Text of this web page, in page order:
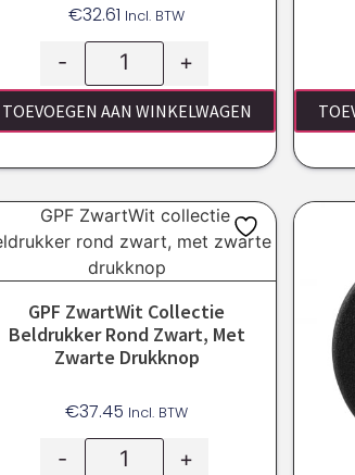
€32.61 Incl. BTW
- +
TOEVOEGEN AAN WINKELWAGEN
GPF ZwartWit Collectie
Beldrukker Rond Zwart, Met
Zwarte Drukknop
€37.45 Incl. BTW
- +